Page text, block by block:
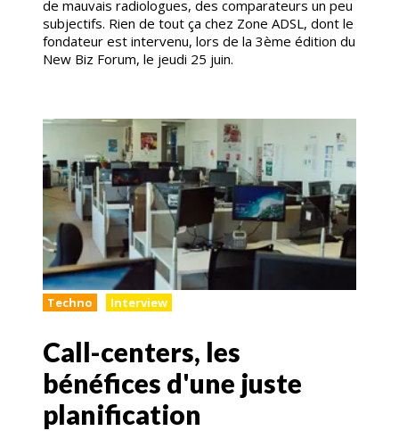
de mauvais radiologues, des comparateurs un peu
subjectifs. Rien de tout ça chez Zone ADSL, dont le
fondateur est intervenu, lors de la 3ème édition du
New Biz Forum, le jeudi 25 juin.
Techno Interview
Call-centers, les
bénéfices d'une juste
planification